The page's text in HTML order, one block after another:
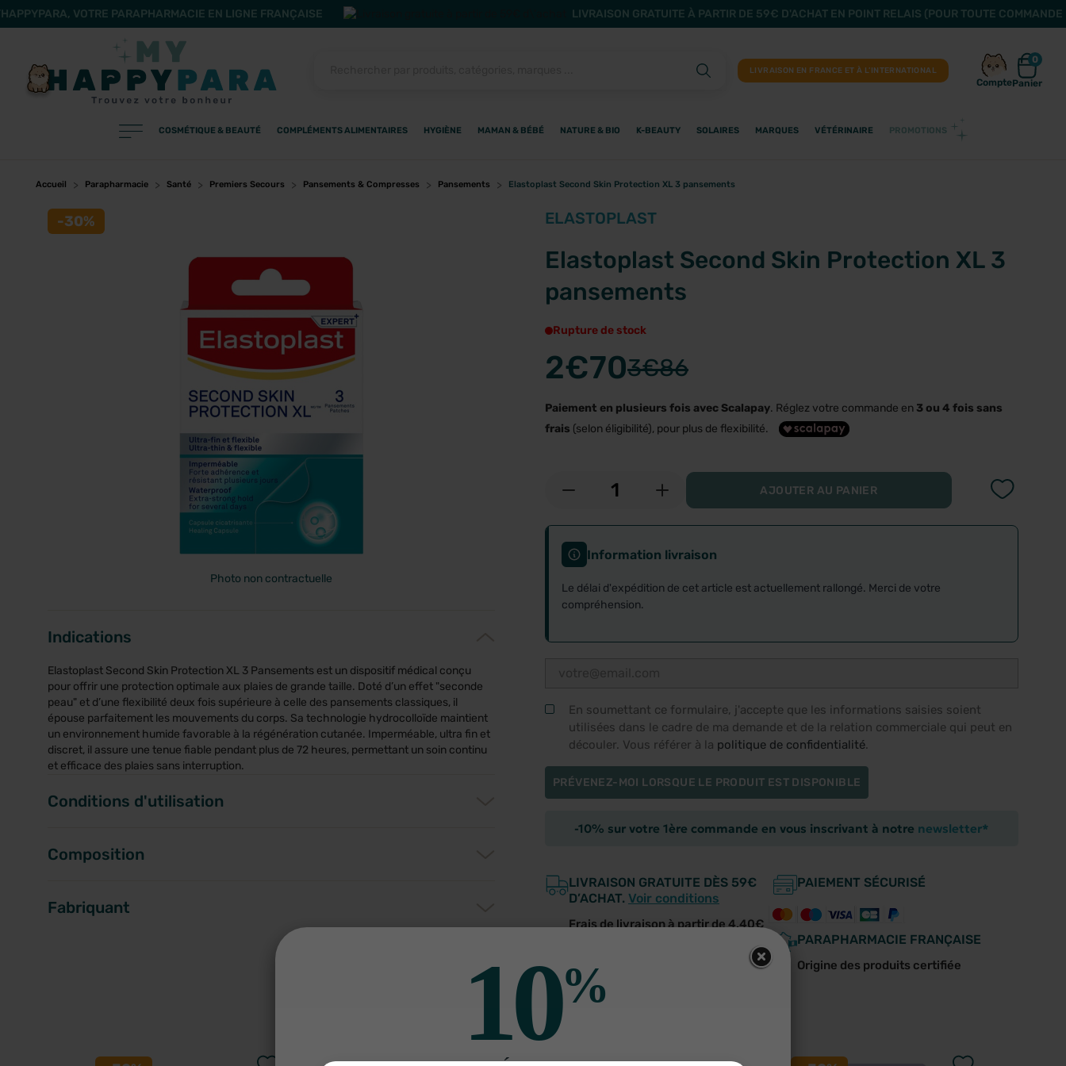
VOTRE PARAPHARMACIE EN LIGNE FRANÇAISE LIVRAISON GRATUITE À PARTIR DE 59€ D'ACHAT EN POINT RELAIS (POUR TOUTE
Filtres
CATÉGORIES
PRODUITS
LIVRAISON EN FRANCE ET À L’INTERNATIONAL
Compte
0
Panier
COSMÉTIQUE & BEAUTÉ COMPLÉMENTS ALIMENTAIRES HYGIÈNE MAMAN & BÉBÉ NATURE & BIO K-BEAUTY SOLAIRES MARQUES VÉTÉRINAIRE PROMOTIONS
Accueil Parapharmacie Santé Premiers Secours Pansements & Compresses Pansements Elastoplast Second Skin Protection XL 3 pansements
ELASTOPLAST
Elastoplast Second Skin Protection XL 3
pansements
Rupture de stock
2€703€86
Paiement en plusieurs fois avec Scalapay. Réglez votre commande en 3 ou 4 fois sans
frais (selon éligibilité), pour plus de flexibilité.
- + AJOUTER AU PANIER
Information livraison
Le délai d'expédition de cet article est actuellement rallongé. Merci de votre
compréhension.
En soumettant ce formulaire, j'accepte que les informations saisies soient
utilisées dans le cadre de ma demande et de la relation commerciale qui peut en
découler. Vous référer à la politique de confidentialité.
PRÉVENEZ-MOI LORSQUE LE PRODUIT EST DISPONIBLE
-10% sur votre 1ère commande en vous inscrivant à notre newsletter*
LIVRAISON GRATUITE DÈS 59€
D’ACHAT. Voir conditions
Frais de livraison à partir de 4,40€
PAIEMENT SÉCURISÉ
Des pharmaciens à votre écoute
PARAPHARMACIE FRANÇAISE
Origine des produits certifiée
-30%
Photo non contractuelle
Indications
Elastoplast Second Skin Protection XL 3 Pansements est un dispositif médical conçu
pour offrir une protection optimale aux plaies de grande taille. Doté d’un effet "seconde
peau" et d’une flexibilité deux fois supérieure à celle des pansements classiques, il
épouse parfaitement les mouvements du corps. Sa technologie hydrocolloïde maintient
un environnement humide favorable à la régénération cutanée. Imperméable, ultra fin et
discret, il assure une tenue fiable pendant plus de 72 heures, permettant un soin continu
et efficace des plaies sans interruption.
Conditions d'utilisation
Composition
Fabriquant
Autres produits pour vous
10%